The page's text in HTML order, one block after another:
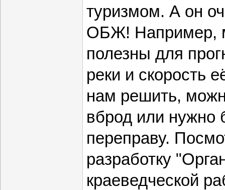
туризмом. А он
ОБЖ! Например,
полезны для
реки и скорость
нам решить,
вброд или нужно
переправу.
разработку
краеведческой